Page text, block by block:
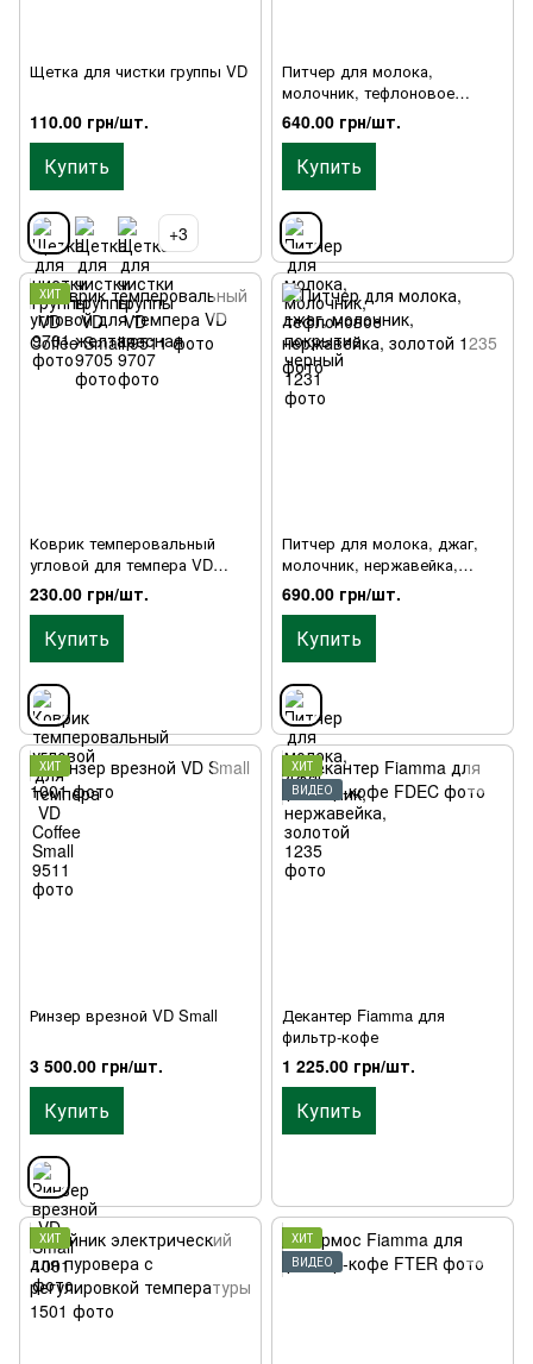
Щетка для чистки группы VD
110.00 грн/шт.
Купить
+3
Питчер для молока,
молочник, тефлоновое
покрытие, черный
640.00 грн/шт.
Купить
ХИТ
Коврик темперовальный
угловой для темпера VD
Coffee Small
230.00 грн/шт.
Купить
Питчер для молока, джаг,
молочник, нержавейка,
золотой
690.00 грн/шт.
Купить
ХИТ
Ринзер врезной VD Small
3 500.00 грн/шт.
Купить
ХИТ
ВИДЕО
Декантер Fiamma для
фильтр-кофе
1 225.00 грн/шт.
Купить
ХИТ
ХИТ
ВИДЕО